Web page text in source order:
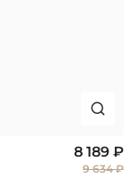
8 189 ₽
9 634 ₽